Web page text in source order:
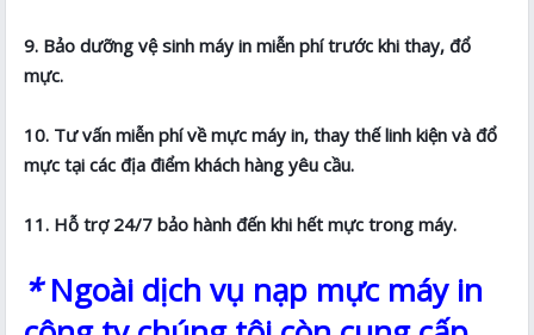
9. Bảo dưỡng vệ sinh máy in miễn phí trước khi thay, đổ
mực.
10. Tư vấn miễn phí về mực máy in, thay thế linh kiện và đổ
mực tại các địa điểm khách hàng yêu cầu.
11. Hỗ trợ 24/7 bảo hành đến khi hết mực trong máy.
*Ngoài dịch vụ nạp mực máy in